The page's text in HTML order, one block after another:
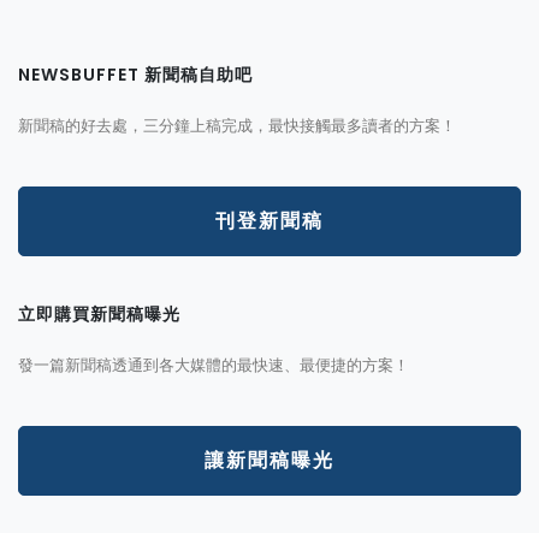
NEWSBUFFET 新聞稿自助吧
新聞稿的好去處，三分鐘上稿完成，最快接觸最多讀者的方案！
刊登新聞稿
立即購買新聞稿曝光
發一篇新聞稿透通到各大媒體的最快速、最便捷的方案！
讓新聞稿曝光